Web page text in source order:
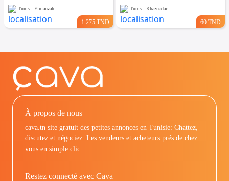
Tunis , Elmanzah
1.275 TND
Tunis , Khaznadar
60 TND
À propos de nous
cava.tn site gratuit des petites annonces en Tunisie: Chattez,
discutez et négociez. Les vendeurs et acheteurs prés de chez
vous en simple clic.
Restez connecté avec Cava